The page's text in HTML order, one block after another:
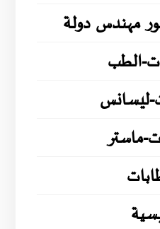
مهندس دولة
الطب
ليسانس
ماستر